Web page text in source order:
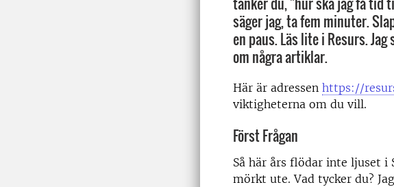
säger jag, ta fem minuter.
en paus. Läs lite i Resurs.
om några artiklar.
Här är adressen https://
viktigheterna om du vill.
Först Frågan
Så här års flödar inte ljuset i
mörkt ute. Vad tycker du?